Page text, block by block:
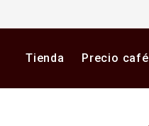
Tienda Precio café